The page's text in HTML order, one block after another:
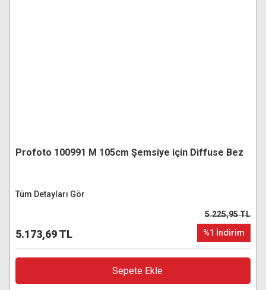
Profoto 100991 M 105cm Şemsiye için Diffuse Bez
Tüm Detayları Gör
5.173,69 TL
5.225,95 TL
%1 İndirim
Sepete Ekle